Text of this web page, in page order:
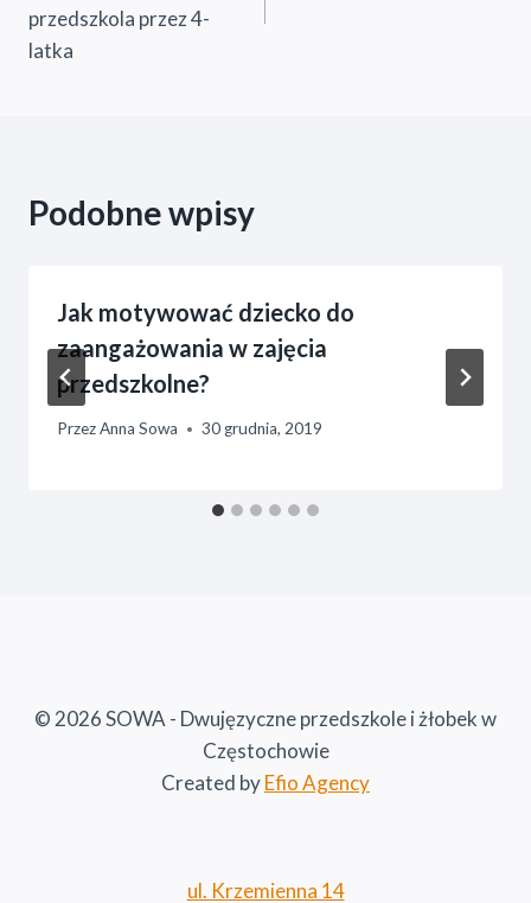
przedszkola przez 4-
latka
Podobne wpisy
Jak motywować dziecko do
zaangażowania w zajęcia
przedszkolne?
PrzezAnna Sowa 30 grudnia, 2019
© 2026 SOWA - Dwujęzyczne przedszkole i żłobek w
Częstochowie
Created byEfio Agency
ul. Krzemienna 14